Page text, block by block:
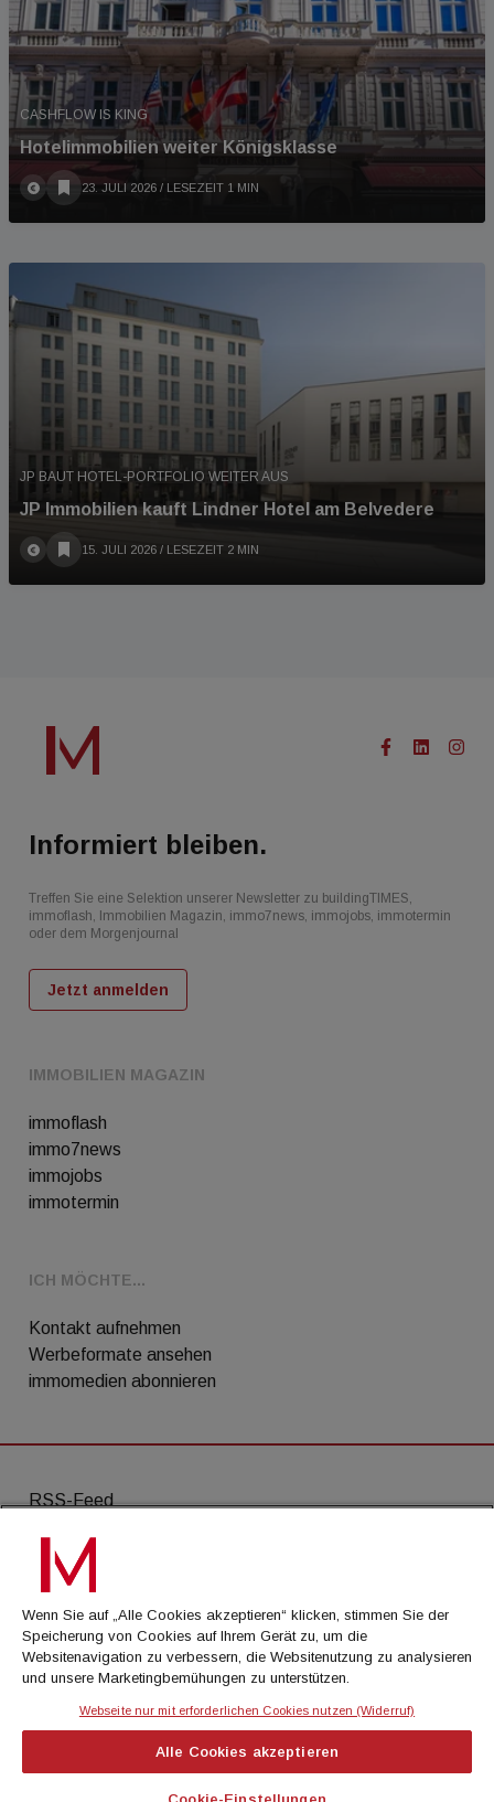
CASHFLOW IS KING
Hotelimmobilien weiter Königsklasse
23. JULI 2026 / LESEZEIT 1 MIN
JP BAUT HOTEL-PORTFOLIO WEITER AUS
JP Immobilien kauft Lindner Hotel am Belvedere
15. JULI 2026 / LESEZEIT 2 MIN
IMMOBILIEN MAGAZIN
immoflash
immo7news
immojobs
immotermin
ICH MÖCHTE...
Kontakt aufnehmen
Werbeformate ansehen
immomedien abonnieren
Informiert bleiben.
Treffen Sie eine Selektion unserer Newsletter zu buildingTIMES,
immoflash, Immobilien Magazin, immo7news, immojobs, immotermin
oder dem Morgenjournal
Jetzt anmelden
© Cachalot Media House GmbH - Alle Rechte
RSS-Feed
AGB
Datenschutz
Kontakt
Impressum
Wenn Sie auf „Alle Cookies akzeptieren“ klicken, stimmen Sie der
Speicherung von Cookies auf Ihrem Gerät zu, um die
Websitenavigation zu verbessern, die Websitenutzung zu analysieren
und unsere Marketingbemühungen zu unterstützen.
Webseite nur mit erforderlichen Cookies nutzen (Widerruf)
Alle Cookies akzeptieren